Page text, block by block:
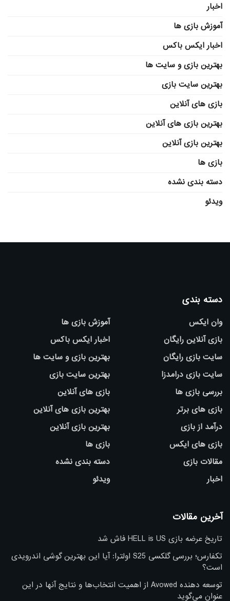
اخبار
آموزش بازی ها
اخبار ایکس باکس
بهترین بازی و سایت ها
بهترین سایت بازی
بازی های آنلاین
بهترین بازی های آنلاین
بهترین بازی آنلاین
بازی ها
دسته بندی نشده
ویدئو
دسته بندی
وان ایکس
بازی آنلاین رایگان
سایت بازی رایگان
سایت بازی درامدزا
بررسی بازی ها
بازی های برتر
درآمد از بازی
بازی های ایکس
مقالات بازی
اخبار
آموزش بازی ها
اخبار ایکس باکس
بهترین بازی و سایت ها
بهترین سایت بازی
بازی های آنلاین
بهترین بازی های آنلاین
بهترین بازی آنلاین
بازی ها
دسته بندی نشده
ویدئو
آخرین مقالات
تاریخ عرضه بازی HELL is US فاش شد
تکفارس؛ بررسی گلکسی S25 اولترا: آیا این بهترین گوشی اندرویدی
است؟
توسعه دهنده Avowed از اهمیت انتخاب‌ها و نتایج آنها در این
عنوان می‌گوید